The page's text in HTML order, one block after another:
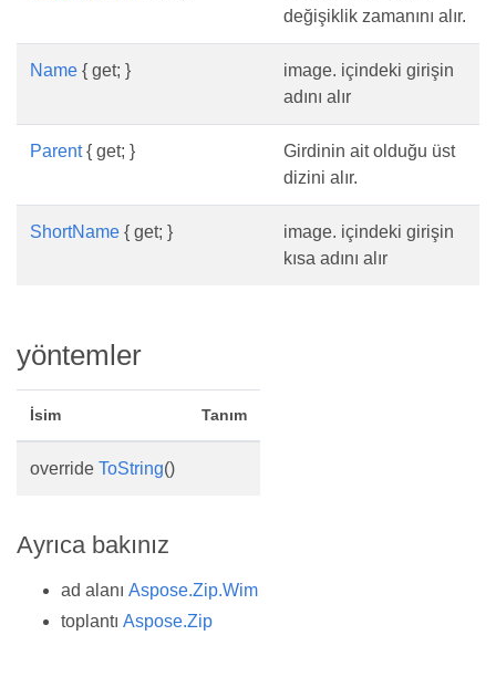
değişiklik zamanını alır.
Name { get; }
image. içindeki girişin
adını alır
Parent{ get; }
Girdinin ait olduğu üst
dizini alır.
ShortName { get; }
image. içindeki girişin
kısa adını alır
yöntemler
İsim Tanım
override ToString()
Ayrıca bakınız
ad alanı Aspose.Zip.Wim
toplantı Aspose.Zip